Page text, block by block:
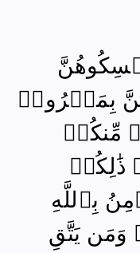
بِمَعۡرُوفٖ
مِّنكُمۡ
ذَٰلِكُمۡ
بِٱللَّهِ
يَتَّقِ